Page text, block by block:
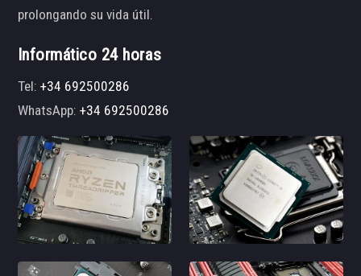
prolongando su vida útil.
Informático 24 horas
Tel:+34 692500286
WhatsApp:+34 692500286